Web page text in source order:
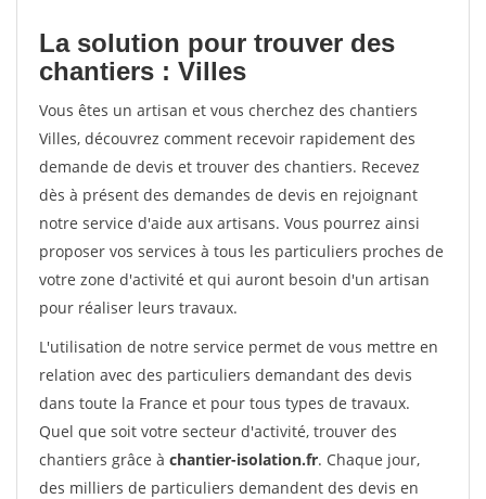
La solution pour trouver des
chantiers : Villes
Vous êtes un artisan et vous cherchez des chantiers
Villes, découvrez comment recevoir rapidement des
demande de devis et trouver des chantiers. Recevez
dès à présent des demandes de devis en rejoignant
notre service d'aide aux artisans. Vous pourrez ainsi
proposer vos services à tous les particuliers proches de
votre zone d'activité et qui auront besoin d'un artisan
pour réaliser leurs travaux.
L'utilisation de notre service permet de vous mettre en
relation avec des particuliers demandant des devis
dans toute la France et pour tous types de travaux.
Quel que soit votre secteur d'activité, trouver des
chantiers grâce à chantier-isolation.fr. Chaque jour,
des milliers de particuliers demandent des devis en